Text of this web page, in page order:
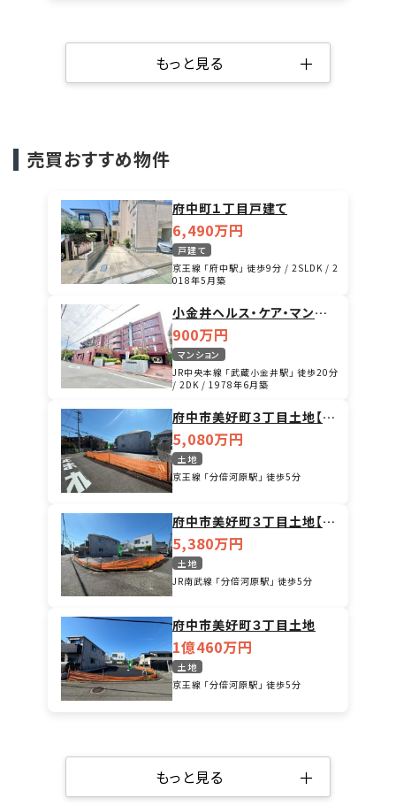
もっと見る ＋
売買おすすめ物件
府中町１丁目戸建て
6,490万円
戸建て
京王線 「府中駅」 徒歩9分 / 2SLDK / 2
018年5月築
小金井ヘルス・ケア・マンショ
ン
900万円
マンション
JR中央本線 「武蔵小金井駅」 徒歩20分
/ 2DK / 1978年6月築
府中市美好町３丁目土地【A
区画】
5,080万円
土地
京王線 「分倍河原駅」 徒歩5分
府中市美好町３丁目土地【B
区画】
5,380万円
土地
JR南武線 「分倍河原駅」 徒歩5分
府中市美好町３丁目土地
1億460万円
土地
京王線 「分倍河原駅」 徒歩5分
もっと見る ＋